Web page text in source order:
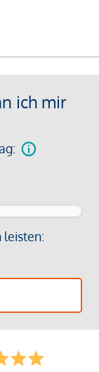
ich mir
leisten: